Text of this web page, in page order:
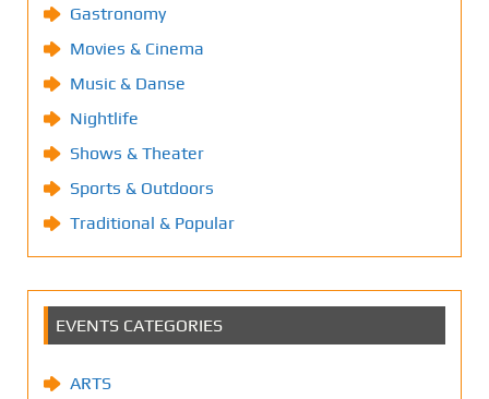
Gastronomy
Movies & Cinema
Music & Danse
Nightlife
Shows & Theater
Sports & Outdoors
Traditional & Popular
EVENTS CATEGORIES
ARTS